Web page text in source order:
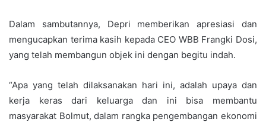
Dalam sambutannya, Depri memberikan apresiasi dan
mengucapkan terima kasih kepada CEO WBB Frangki Dosi,
yang telah membangun objek ini dengan begitu indah.
“Apa yang telah dilaksanakan hari ini, adalah upaya dan
kerja keras dari keluarga dan ini bisa membantu
masyarakat Bolmut, dalam rangka pengembangan ekonomi